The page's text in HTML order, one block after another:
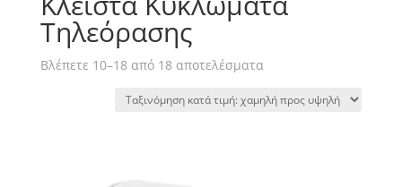
Τηλεόρασης
Βλέπετε 10–18 από 18 αποτελέσματαSorted
price: